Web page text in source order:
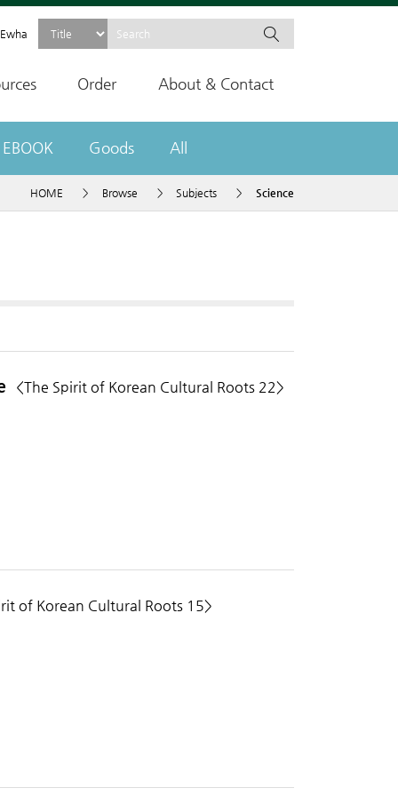
Ewha
EBOOK Goods All
Order About & Contact
HOME > Browse > Subjects > Science
<The Spirit of Korean Cultural Roots 22>
of Korean Cultural Roots 15>